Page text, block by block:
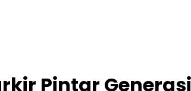
Pintar